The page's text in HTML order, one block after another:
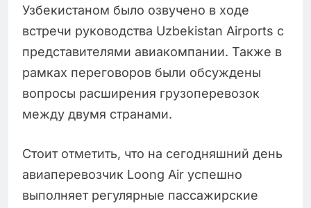
Узбекистаном было озвучено в ходе
встречи руководства Uzbekistan Airports с
представителями авиакомпании. Также в
рамках переговоров были обсуждены
вопросы расширения грузоперевозок
между двумя странами.
Стоит отметить, что на сегодняшний день
авиаперевозчик Loong Air успешно
выполняет регулярные пассажирские